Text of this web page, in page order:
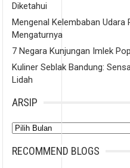
Diketahui
Mengenal Kelembaban Udara
Mengaturnya
7 Negara Kunjungan Imlek
Kuliner Seblak Bandung:
Lidah
ARSIP
Arsip
RECOMMEND BLOGS